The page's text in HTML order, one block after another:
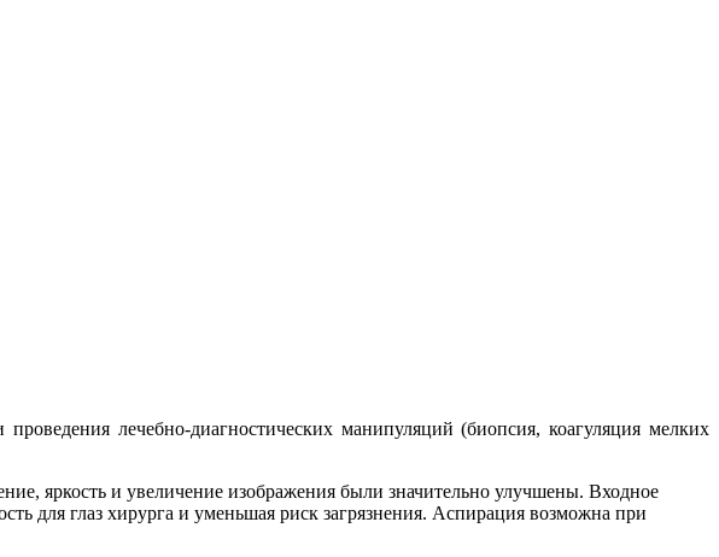
лечебно-диагностических манипуляций (биопсия, коагуляция мелких
яркость и увеличение изображения были значительно улучшены. Входное
для глаз хирурга и уменьшая риск загрязнения. Аспирация возможна при